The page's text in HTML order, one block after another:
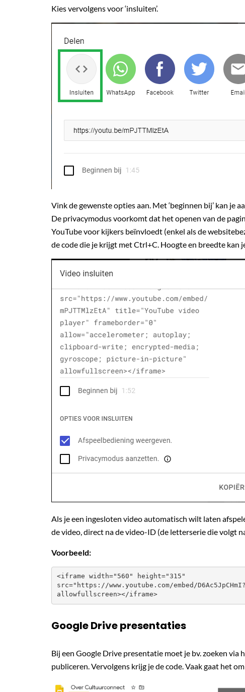
Kies vervolgens voor ‘insluiten’.
Vink de gewenste opties aan. Met ‘beginnen bij’ kan je
De privacymodus voorkomt dat het openen van de
YouTube voor kijkers beïnvloedt (enkel als de
de code die je krijgt met Ctrl+C. Hoogte en breedte kan
Als je een ingesloten video automatisch wilt laten
de video, direct na de video-ID (de letterserie die volgt na
Voorbeeld:
<iframe width="560" height="315"
src="https://www.youtube.com/embed/D6Ac5JpCHmI?
allowfullscreen></iframe>
Google Drive presentaties
Bij een Google Drive presentatie moet je bv. zoeken
publiceren. Vervolgens krijg je de code. Vaak gaat het